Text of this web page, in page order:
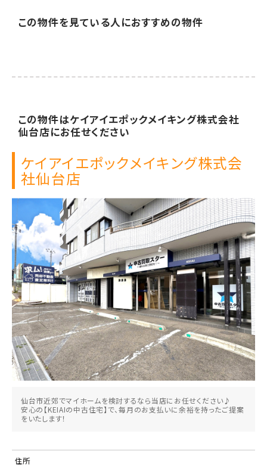
この物件を見ている人におすすめの物件
この物件はケイアイエポックメイキング株式会社
仙台店にお任せください
ケイアイエポックメイキング株式会
社仙台店
仙台市近郊でマイホームを検討するなら当店にお任せください♪
安心の【KEIAIの中古住宅】で、毎月のお支払いに余裕を持ったご提案
をいたします！
住所